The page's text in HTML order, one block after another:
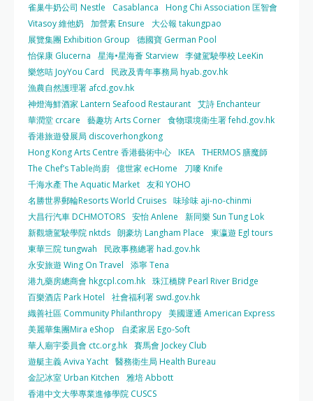
雀巢牛奶公司 Nestle
Casablanca
Hong Chi Association 匡智會
Vitasoy 維他奶
加營素 Ensure
大公報 takungpao
展覽集團 Exhibition Group
德國寶 German Pool
怡保康 Glucerna
星海•星海薈 Starview 李健駕駛學校 LeeKin
樂悠咭 JoyYou Card
民政及青年事務局 hyab.gov.hk
漁農自然護理署 afcd.gov.hk
神燈海鮮酒家 Lantern Seafood Restaurant 艾詩 Enchanteur
華潤堂 crcare
藝趣坊 Arts Corner 食物環境衛生署 fehd.gov.hk
香港旅遊發展局 discoverhongkong
Hong Kong Arts Centre 香港藝術中心 IKEA THERMOS 膳魔師
The Chef’s Table尚廚 億世家 ecHome
刀嘜 Knife
千海水產 The Aquatic Market 友和 YOHO
名勝世界郵輪Resorts World Cruises 味珍味 aji-no-chinmi
大昌行汽車 DCHMOTORS 安怡 Anlene
新同樂 Sun Tung Lok
新觀塘駕駛學院 nktds 朗豪坊 Langham Place
東瀛遊 Egl tours
東華三院 tungwah
民政事務總署 had.gov.hk
永安旅遊 Wing On Travel
添寧 Tena
港九藥房總商會 hkgcpl.com.hk 珠江橋牌 Pearl River Bridge
百樂酒店 Park Hotel
社會福利署 swd.gov.hk
織善社區 Community Philanthropy 美國運通 American Express
美麗華集團Mira eShop
自柔家居 Ego-Soft
華人廟宇委員會 ctc.org.hk 賽馬會 Jockey Club
遊艇主義 Aviva Yacht 醫務衛生局 Health Bureau
金記冰室 Urban Kitchen
雅培 Abbott
香港中文大學專業進修學院 CUSCS